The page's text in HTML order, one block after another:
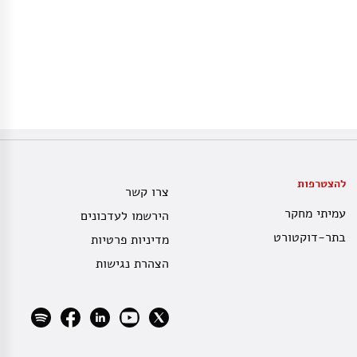
להצטרפות
עמיתי מחקר
בתר-דוקטורט
צרו קשר
הירשמו לעדכונים
מדיניות פרטיות
הצהרת נגישות